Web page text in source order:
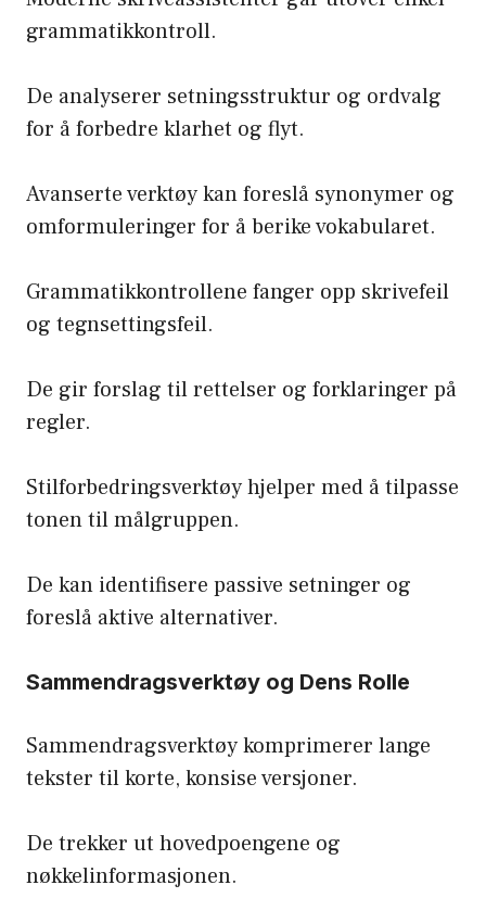
grammatikkontroll.
De analyserer setningsstruktur og ordvalg
for å forbedre klarhet og flyt.
Avanserte verktøy kan foreslå synonymer og
omformuleringer for å berike vokabularet.
Grammatikkontrollene fanger opp skrivefeil
og tegnsettingsfeil.
De gir forslag til rettelser og forklaringer på
regler.
Stilforbedringsverktøy hjelper med å tilpasse
tonen til målgruppen.
De kan identifisere passive setninger og
foreslå aktive alternativer.
Sammendragsverktøy og Dens Rolle
Sammendragsverktøy komprimerer lange
tekster til korte, konsise versjoner.
De trekker ut hovedpoengene og
nøkkelinformasjonen.